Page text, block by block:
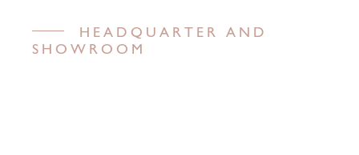
HEADQUARTER AND
SHOWROOM